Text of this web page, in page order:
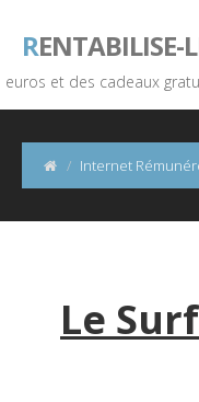
RENTABILISE-
euros et des cadeaux
Internet
Le